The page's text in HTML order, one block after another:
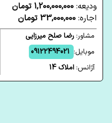
ودیعه: 1,200,000,000 تومان
اجاره: 33,000,000 تومان
مشاور:رضا صلح میرزایی
موبایل: 09122494021
آژانس:املاک 14